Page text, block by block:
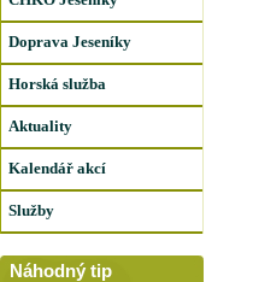
Doprava Jeseníky
Horská služba
Aktuality
Kalendář akcí
Služby
Náhodný tip